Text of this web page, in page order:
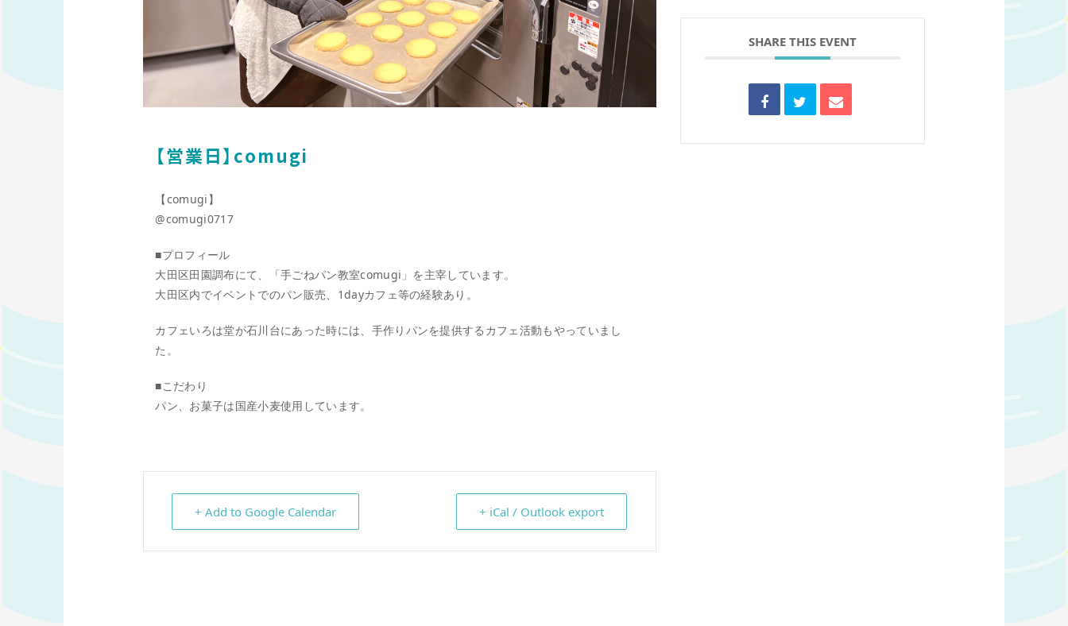
【営業日】comugi
【comugi】
@comugi0717
■プロフィール
大田区田園調布にて、「手ごねパン教室comugi」を主宰しています。
大田区内でイベントでのパン販売、1dayカフェ等の経験あり。
カフェいろは堂が石川台にあった時には、手作りパンを提供するカフェ活動もやっていまし
た。
■こだわり
パン、お菓子は国産小麦使用しています。
+ Add to Google Calendar + iCal / Outlook export
SHARE THIS EVENT